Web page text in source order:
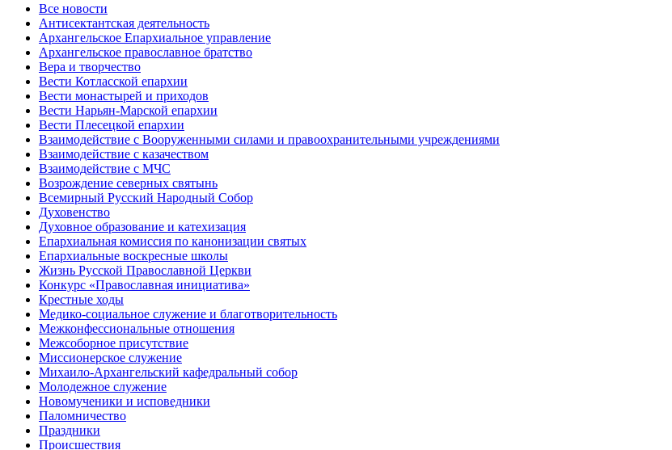
Все новости
Антисектантская деятельность
Архангельское Епархиальное управление
Архангельское православное братство
Вера и творчество
Вести Котласской епархии
Вести монастырей и приходов
Вести Нарьян-Марской епархии
Вести Плесецкой епархии
Взаимодействие с Вооруженными силами и правоохранительными учреждениями
Взаимодействие с казачеством
Взаимодействие с МЧС
Возрождение северных святынь
Всемирный Русский Народный Собор
Духовенство
Духовное образование и катехизация
Епархиальная комиссия по канонизации святых
Епархиальные воскресные школы
Жизнь Русской Православной Церкви
Конкурс «Православная инициатива»
Крестные ходы
Медико-социальное служение и благотворительность
Межконфессиональные отношения
Межсоборное присутствие
Миссионерское служение
Михаило-Архангельский кафедральный собор
Молодежное служение
Новомученики и исповедники
Паломничество
Праздники
Происшествия